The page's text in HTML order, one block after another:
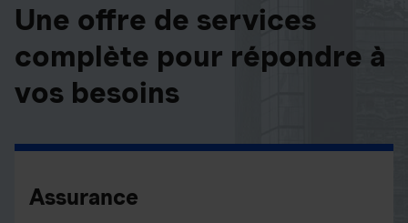
Une offre de services
complète pour répondre à
vos besoins
Assurance